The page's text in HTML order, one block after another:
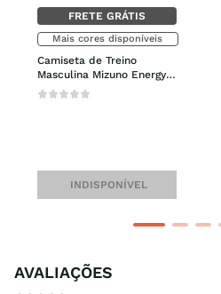
FRETE GRÁTIS
Mais cores disponíveis
Camiseta de Treino
Masculina Mizuno Energy
Stamp
INDISPONÍVEL
AVALIAÇÕES